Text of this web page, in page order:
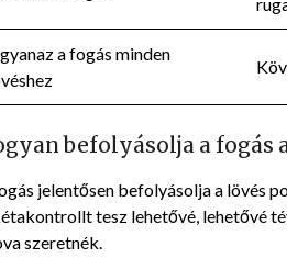
a fogás minden
befolyásolja a fogás
jelentősen befolyásolja a lövés
tesz lehetővé, lehetővé
szeretnék.